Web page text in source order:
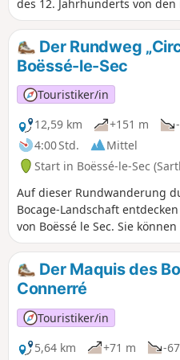
die Einwohnerzahl
des 12. Jahrhunderts von
wieder aufgebaut wurde,
Dorfes Lombron. Diese sehr
geöffnet ist, ist sowohl
(Chor und romanischer
Jahrhundert auf ihrem alten
Kirchenschiff und Kapellen)
Ausstattung (Statuen aus
der gekreuzigte Christus,
Montmorency, Herren von
von Lebrun, um 1760,
usw.).
Der Rundweg
Boëssé-le-Sec
Touristiker/in
12,59 km
+151 m
4:00 Std.
Mittel
Start in Boëssé-le-Sec
Auf dieser Rundwanderung
Bocage-Landschaft
von Boëssé le Sec. Sie
Allee mit Kopfbäumen
Der Maquis des
Connerré
Touristiker/in
5,64 km
+71 m
-